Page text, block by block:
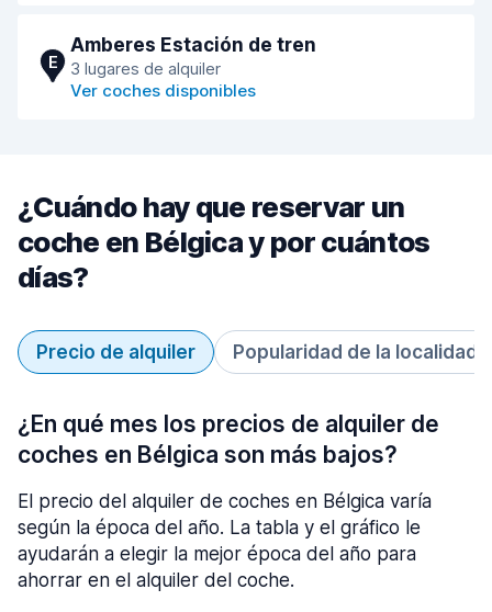
E
Amberes Estación de tren
3 lugares de alquiler
Ver coches disponibles
¿Cuándo hay que reservar un
coche en Bélgica y por cuántos
días?
Precio de alquiler Popularidad de la localidad
¿En qué mes los precios de alquiler de
coches en Bélgica son más bajos?
El precio del alquiler de coches en Bélgica varía
según la época del año. La tabla y el gráfico le
ayudarán a elegir la mejor época del año para
ahorrar en el alquiler del coche.